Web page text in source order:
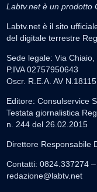
Labtv.net è un prodotto
Labtv.net è il sito
del digitale terrestre
Sede legale: Via
P.IVA 02757950643
Oscr. R.E.A. AV
Editore: Consulservice
Testata giornalistica
n. 244 del 26.02.2015
Direttore Responsabile
Contatti: 0824.337274
redazione@labtv.net